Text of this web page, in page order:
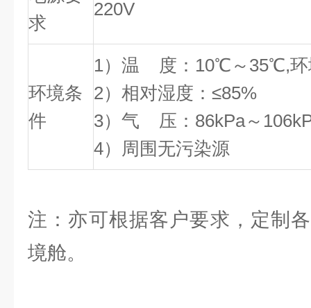
求
220V
环境条
件
1）温 度：10℃～35℃,环
2）相对湿度：≤85%
3）气 压：86kPa～
4）周围无污染源
注：亦可根据客户要求，定制
境舱。